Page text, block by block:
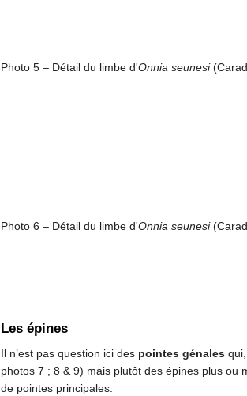
Photo 5 – Détail du limbe d'Onnia seunesi
Photo 6 – Détail du limbe d'Onnia seunesi
Les épines
Il n’est pas question ici des pointes génales
photos 7 ; 8 & 9) mais plutôt des épines plus
de pointes principales.